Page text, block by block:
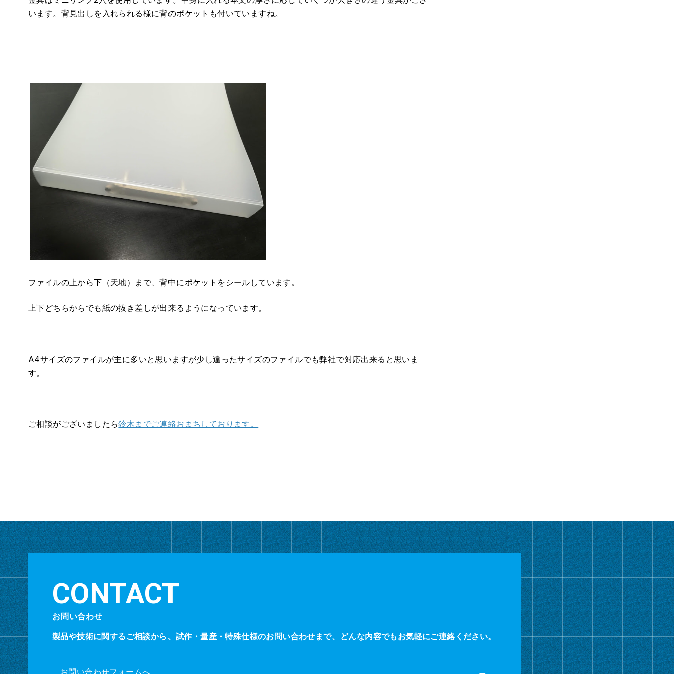
います。背見出しを入れられる様に背のポケットも付いていますね。
ファイルの上から下（天地）まで、背中にポケットをシールしています。
上下どちらからでも紙の抜き差しが出来るようになっています。
A4サイズのファイルが主に多いと思いますが少し違ったサイズのファイルでも弊社で対応出来ると思いま
す。
ご相談がございましたら鈴木までご連絡おまちしております。
お問い合わせ
製品や技術に関するご相談から、試作・量産・特殊仕様のお問い合わせまで、どんな内容でもお気軽にご連絡ください。